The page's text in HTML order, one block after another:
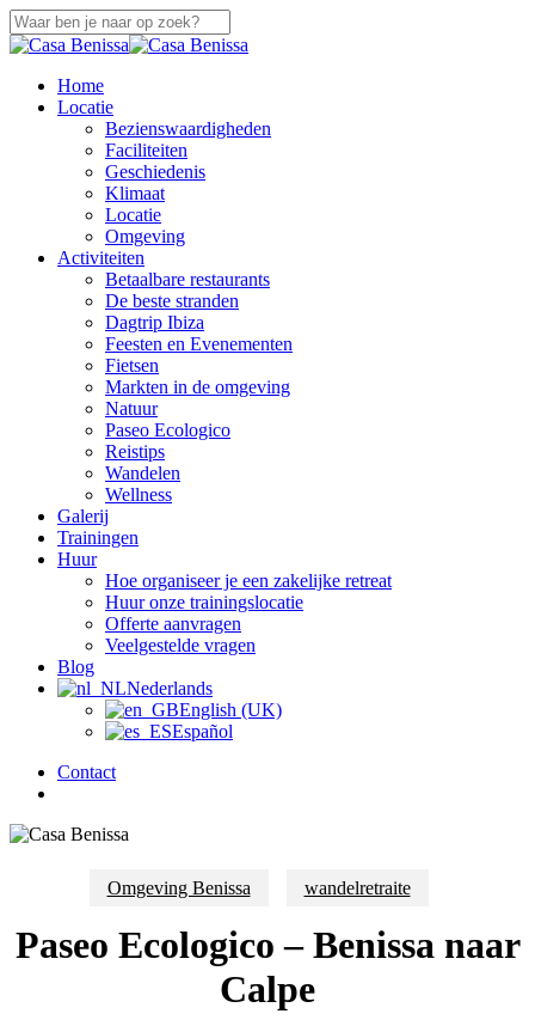
Overslaan
naar
Sluiten
zoek
Menu
Home
Locatie
Bezienswaardigheden
Faciliteiten
Geschiedenis
Klimaat
Locatie
Omgeving
Activiteiten
Betaalbare restaurants
De beste stranden
Dagtrip Ibiza
Feesten en Evenementen
Fietsen
Markten in de omgeving
Natuur
Paseo Ecologico
Reistips
Wandelen
Wellness
Galerij
Trainingen
Huur
Hoe organiseer je een zakelijke retreat
Huur onze trainingslocatie
Offerte aanvragen
Veelgestelde vragen
Blog
Nederlands
English (UK)
Español
Contact
Omgeving Benissa wandelretraite
Paseo Ecologico – Benissa naar
Calpe